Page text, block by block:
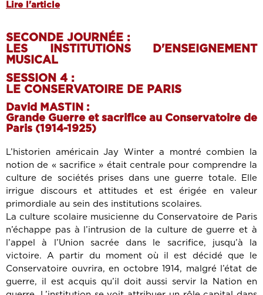
Lire l'article
SECONDE JOURNÉE :
LES INSTITUTIONS D'ENSEIGNEMENT
MUSICAL
SESSION 4 :
LE CONSERVATOIRE DE PARIS
David MASTIN :
Grande Guerre et sacrifice au Conservatoire de
Paris (1914-1925)
L’historien américain Jay Winter a montré combien la
notion de « sacrifice » était centrale pour comprendre la
culture de sociétés prises dans une guerre totale. Elle
irrigue discours et attitudes et est érigée en valeur
primordiale au sein des institutions scolaires.
La culture scolaire musicienne du Conservatoire de Paris
n’échappe pas à l’intrusion de la culture de guerre et à
l’appel à l’Union sacrée dans le sacrifice, jusqu’à la
victoire. A partir du moment où il est décidé que le
Conservatoire ouvrira, en octobre 1914, malgré l’état de
guerre, il est acquis qu’il doit aussi servir la Nation en